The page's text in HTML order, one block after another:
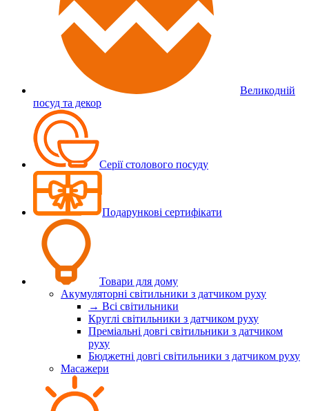
Великодній
посуд та декор
Серії столового посуду
Подарункові сертифікати
Товари для дому
Акумуляторні світильники з датчиком руху
→ Всі світильники
Круглі світильники з датчиком руху
Преміальні довгі світильники з датчиком
руху
Бюджетні довгі світильники з датчиком руху
Масажери